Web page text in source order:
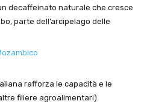
decaffeinato naturale che cresce
parte dell’arcipelago delle
rafforza le capacità e le
filiere agroalimentari)